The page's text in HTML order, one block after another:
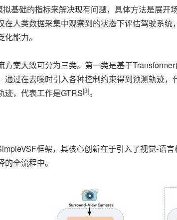
基础的指标来解决现有问题，具体方法是展
在人类数据采集中观察到的状态下评估驾驶系
能力。
方案大致可分为三类。第一类是基于
通过在去噪时引入各种控制约束得到预测轨迹
迹，代表工作是GTRS[3]。
框架，其核心创新在于引入了视觉-语
全流程中。